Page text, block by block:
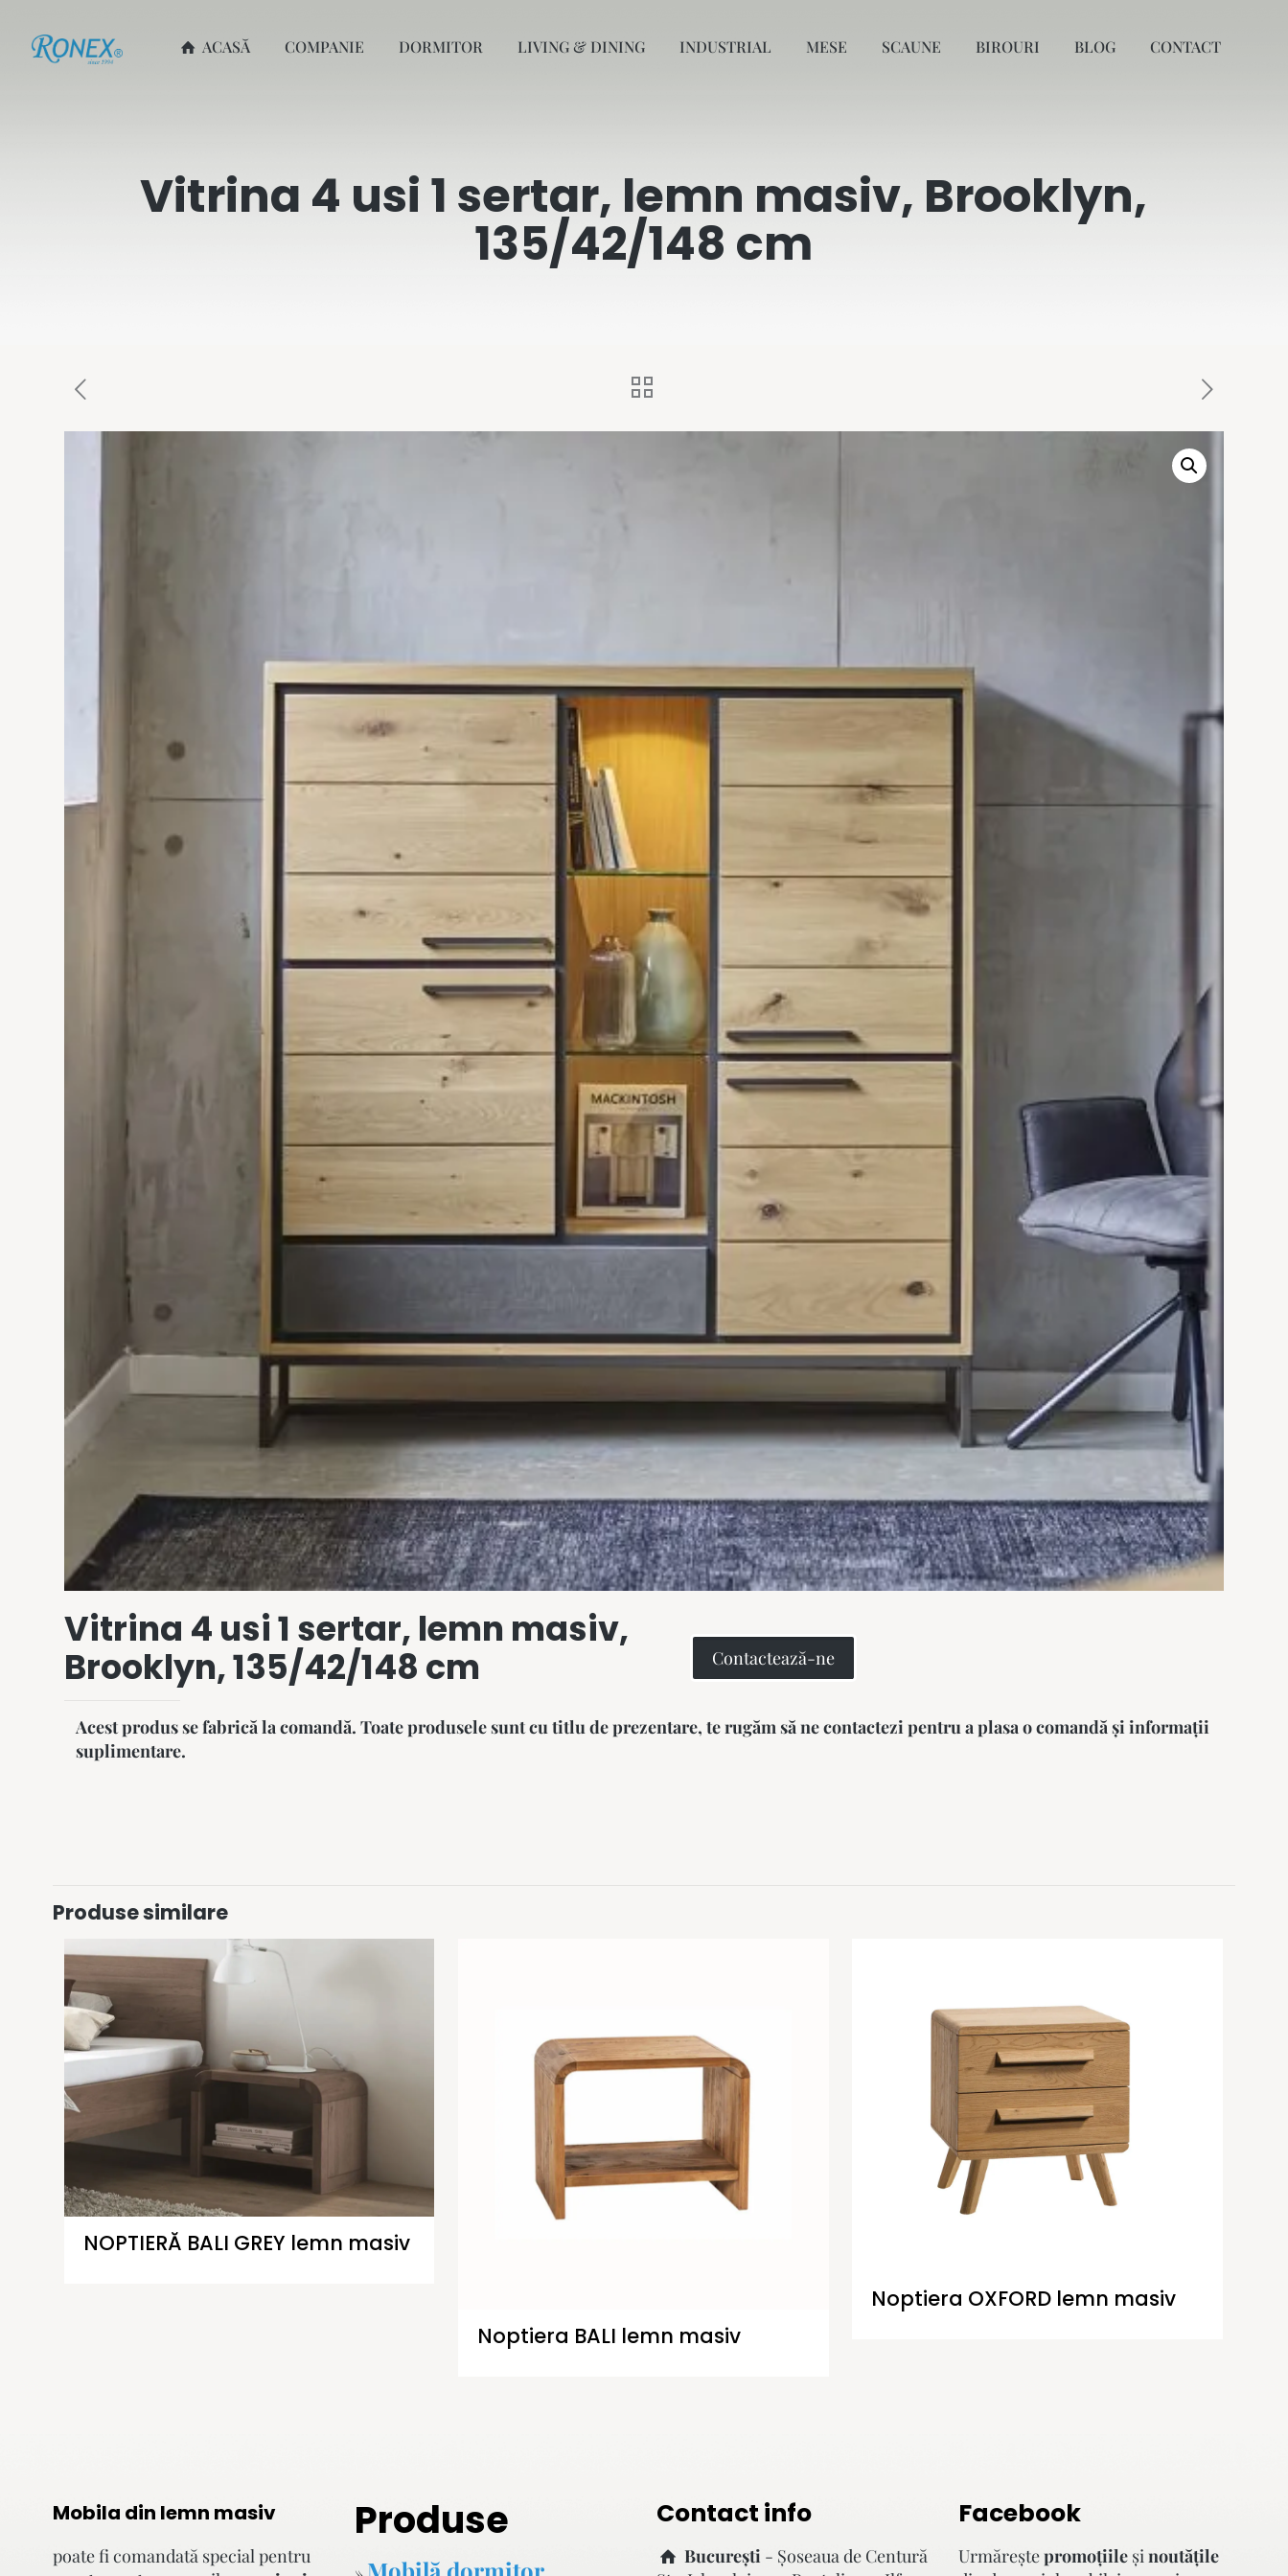
ACASĂ COMPANIE DORMITOR LIVING & DINING INDUSTRIAL MESE SCAUNE BIROURI BLOG CONTACT
Vitrina 4 usi 1 sertar, lemn masiv, Brooklyn,
135/42/148 cm
Vitrina 4 usi 1 sertar, lemn masiv,
Brooklyn, 135/42/148 cm
Acest produs se fabrică la comandă. Toate produsele sunt cu titlu de prezentare, te rugăm să ne contactezi pentru a plasa o comandă și informații
suplimentare.
Contactează-ne
Produse similare
NOPTIERĂ BALI GREY lemn masiv
Noptiera BALI lemn masiv
Noptiera OXFORD lemn masiv
Mobila din lemn masiv
poate fi comandată special pentru
Produse
Mobilă dormitor
Contact info
București - Şoseaua de Centură
Facebook
Urmăreştepromoţiileşi noutăţile